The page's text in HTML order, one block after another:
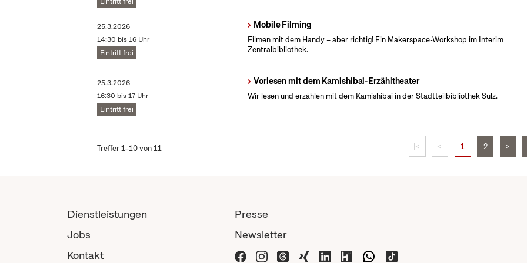
25.3.2026
14:30 bis 16 Uhr
Eintritt frei
Mobile Filming
Filmen mit dem Handy – aber richtig! Ein Makerspace-Workshop im Interim
Zentralbibliothek.
25.3.2026
16:30 bis 17 Uhr
Eintritt frei
Vorlesen mit dem Kamishibai-Erzähltheater
Wir lesen und erzählen mit dem Kamishibai in der Stadtteilbibliothek Sülz.
Treffer 1–10 von 11 |< < 1 2 >
Dienstleistungen
Jobs
Kontakt
Presse
Newsletter